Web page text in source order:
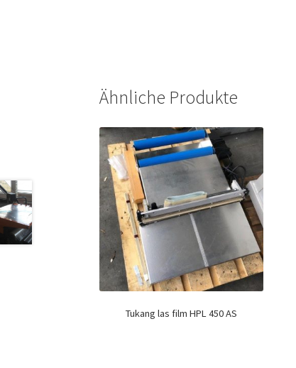
Ähnliche Produkte
Tukang las film HPL 450 AS